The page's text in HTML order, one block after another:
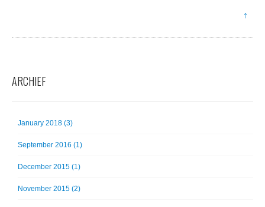
↑
ARCHIEF
January 2018 (3)
September 2016 (1)
December 2015 (1)
November 2015 (2)